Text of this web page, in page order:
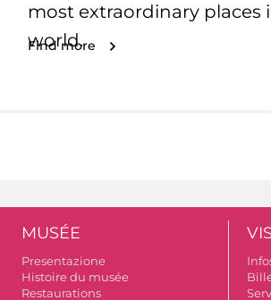
most extraordinary places
world.
Find more
MUSÉE
Presentazione
Histoire du musée
Restaurations